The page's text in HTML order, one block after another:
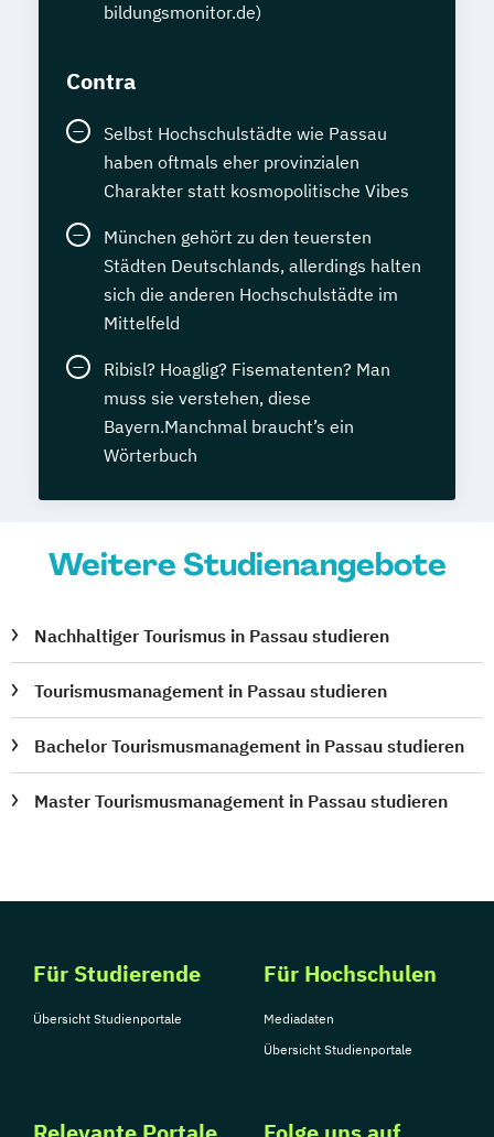
bildungsmonitor.de)
Contra
Selbst Hochschulstädte wie Passau
haben oftmals eher provinzialen
Charakter statt kosmopolitische Vibes
München gehört zu den teuersten
Städten Deutschlands, allerdings halten
sich die anderen Hochschulstädte im
Mittelfeld
Ribisl? Hoaglig? Fisematenten? Man
muss sie verstehen, diese
Bayern.Manchmal braucht’s ein
Wörterbuch
Weitere Studienangebote
Nachhaltiger Tourismus in Passau studieren
Tourismusmanagement in Passau studieren
Bachelor Tourismusmanagement in Passau studieren
Master Tourismusmanagement in Passau studieren
Für Studierende
Übersicht Studienportale
Für Hochschulen
Mediadaten
Übersicht Studienportale